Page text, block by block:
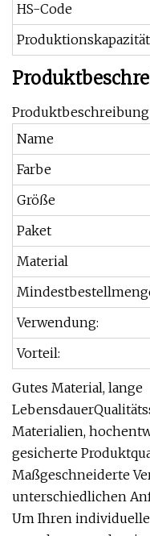
HS-Code
Produktionskapazität
Produktbeschreibung
Name
Farbe
Größe
Paket
Material
Verwendung:
Vorteil:
Gutes Material, lange
Materialien,
gesicherte
Maßgeschneiderte
unterschiedlichen
Um Ihren